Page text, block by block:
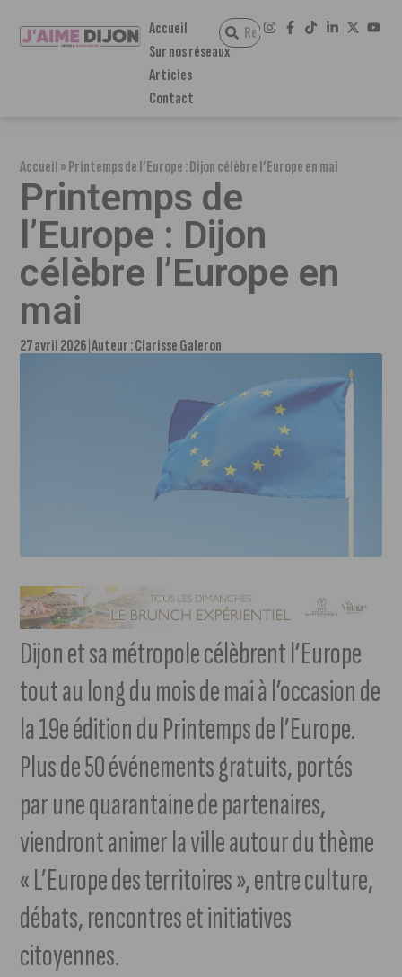
Accueil
Sur nos réseaux
Articles
Contact
Accueil»Printemps de l’Europe : Dijon célèbre l’Europe en mai
Printemps de
l’Europe : Dijon
célèbre l’Europe en
mai
27 avril 2026 Auteur :Clarisse Galeron
Dijon et sa métropole célèbrent l’Europe
tout au long du mois de mai à l’occasion de
la 19e édition du Printemps de l’Europe.
Plus de 50 événements gratuits, portés
par une quarantaine de partenaires,
viendront animer la ville autour du thème
« L’Europe des territoires », entre culture,
débats, rencontres et initiatives
citoyennes.